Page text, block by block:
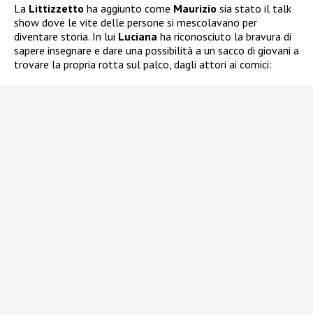
La Littizzetto ha aggiunto come Maurizio sia stato il talk
show dove le vite delle persone si mescolavano per
diventare storia. In lui Luciana ha riconosciuto la bravura di
sapere insegnare e dare una possibilità a un sacco di giovani a
trovare la propria rotta sul palco, dagli attori ai comici: